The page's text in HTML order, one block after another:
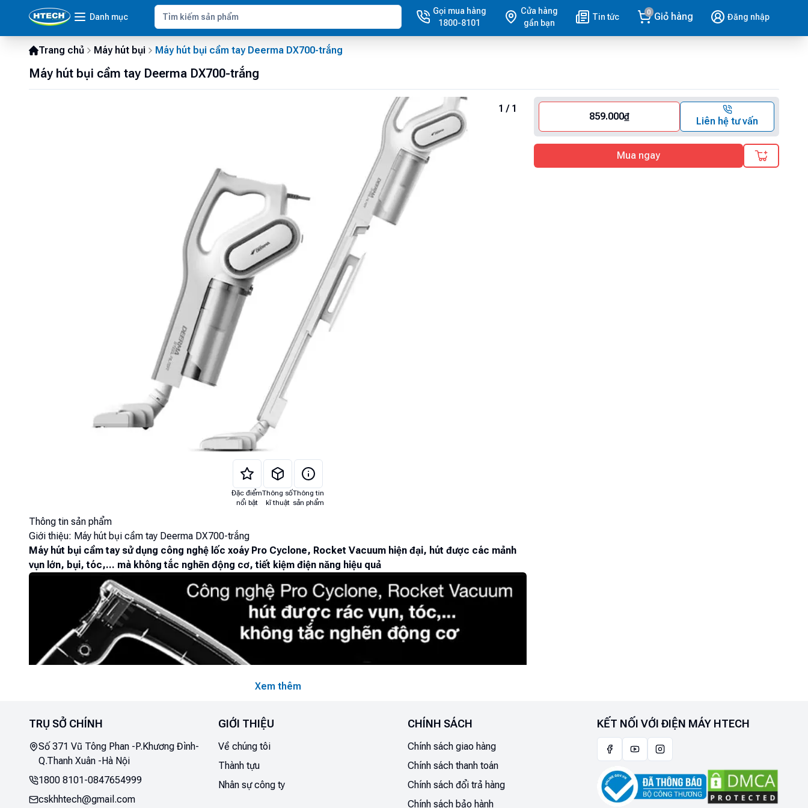
Danh mục
Gọi mua hàng
1800-8101
Cửa hàng
gần bạn
Tin tức 0 Giỏ hàng Đăng nhập
Trang chủ Máy hút bụi Máy hút bụi cầm tay Deerma DX700-trắng
1 / 1
Đặc điểm
nổi bật
Thông số
kĩ thuật
Thông tin
sản phẩm
Máy hút bụi cầm tay Deerma DX700-trắng
859.000₫ Liên hệ tư vấn
Mua ngay
Thông tin sản phẩm
Giới thiệu: Máy hút bụi cầm tay Deerma DX700-trắng
Máy hút bụi cầm tay sử dụng công nghệ lốc xoáy Pro Cyclone, Rocket Vacuum hiện đại, hút được các mảnh
vụn lớn, bụi, tóc,... mà không tắc nghẽn động cơ, tiết kiệm điện năng hiệu quả
Xem thêm
TRỤ SỞ CHÍNH
Số 371 Vũ Tông Phan -P.Khương Đình-
Q.Thanh Xuân -Hà Nội
1800 8101-0847654999
cskhhtech@gmail.com
GIỚI THIỆU
Về chúng tôi
Thành tựu
Nhân sự công ty
CHÍNH SÁCH
Chính sách giao hàng
Chính sách thanh toán
Chính sách đổi trả hàng
Chính sách bảo hành
KẾT NỐI VỚI ĐIỆN MÁY HTECH